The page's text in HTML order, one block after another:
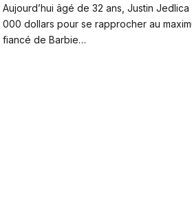
Aujourd’hui âgé de 32 ans, Justin
000 dollars pour se rapprocher au
fiancé de Barbie…